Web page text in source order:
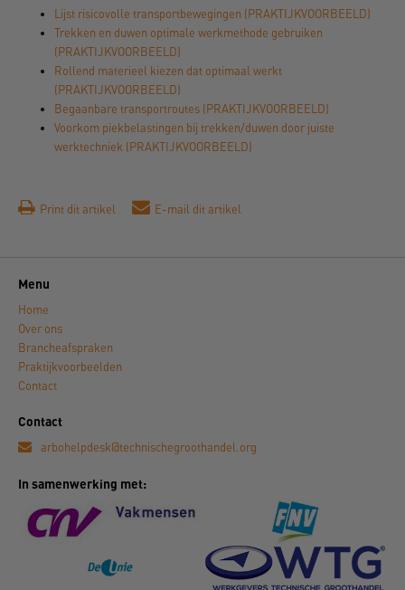
Lijst risicovolle transportbewegingen (PRAKTIJKVOORBEELD)
Trekken en duwen optimale werkmethode gebruiken
(PRAKTIJKVOORBEELD)
Rollend materieel kiezen dat optimaal werkt
(PRAKTIJKVOORBEELD)
Begaanbare transportroutes (PRAKTIJKVOORBEELD)
Voorkom piekbelastingen bij trekken/duwen door juiste
werktechniek (PRAKTIJKVOORBEELD)
Print dit artikel E-mail dit artikel
Menu
Home
Over ons
Brancheafspraken
Praktijkvoorbeelden
Contact
Contact
arbohelpdesk@technischegroothandel.org
In samenwerking met: